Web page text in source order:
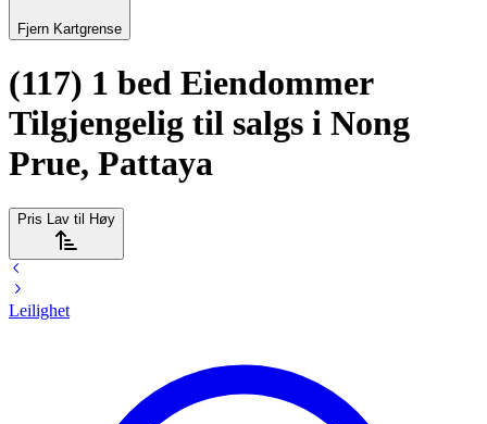
Fjern Kartgrense
(117) 1 bed Eiendommer
Tilgjengelig til salgs i Nong
Prue, Pattaya
Pris Lav til Høy
Leilighet